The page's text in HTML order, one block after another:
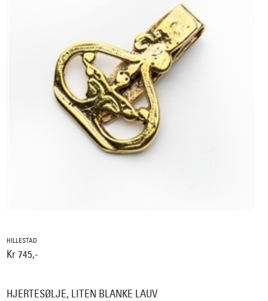
HILLESTAD
Kr 745,-
HJERTESØLJE, LITEN BLANKE LAUV